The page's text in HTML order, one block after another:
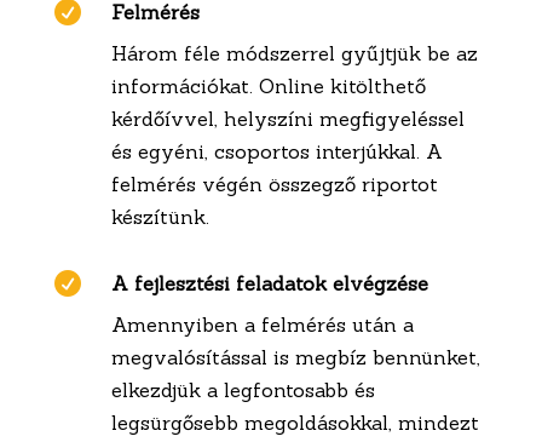

Felmérés
Három féle módszerrel gyűjtjük be az
információkat. Online kitölthető
kérdőívvel, helyszíni megfigyeléssel
és egyéni, csoportos interjúkkal. A
felmérés végén összegző riportot
készítünk.

A fejlesztési feladatok elvégzése
Amennyiben a felmérés után a
megvalósítással is megbíz bennünket,
elkezdjük a legfontosabb és
legsürgősebb megoldásokkal, mindezt